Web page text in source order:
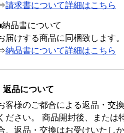
請求書について詳細はこちら
納品書について
届けする商品に同梱致します。
納品書について詳細はこちら
返品について
客様のご都合による返品・交
ださい。 商品開封後、または
、返品・交換はお受けいたし